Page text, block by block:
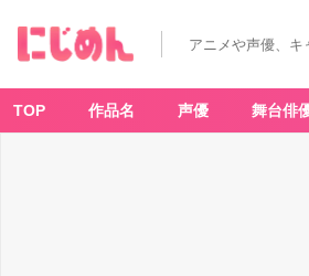
（C
島
﨑
信
アニメや声優、キ
TOP 作品名 声優 舞台俳